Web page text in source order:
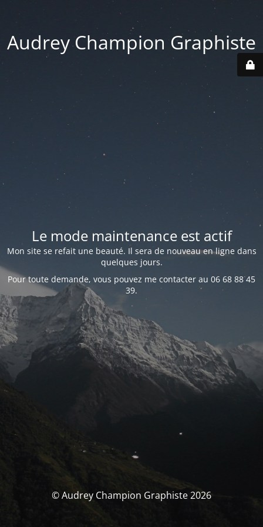
Audrey Champion Graphiste
Le mode maintenance est actif
Mon site se refait une beauté. Il sera de nouveau en ligne dans
quelques jours.
Pour toute demande, vous pouvez me contacter au 06 68 88 45
39.
© Audrey Champion Graphiste 2026